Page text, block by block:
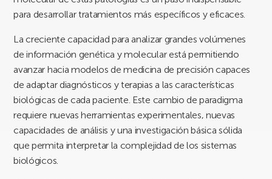
para desarrollar tratamientos más específicos y eficaces.
La creciente capacidad para analizar grandes volúmenes
de información genética y molecular está permitiendo
avanzar hacia modelos de medicina de precisión capaces
de adaptar diagnósticos y terapias a las características
biológicas de cada paciente. Este cambio de paradigma
requiere nuevas herramientas experimentales, nuevas
capacidades de análisis y una investigación básica sólida
que permita interpretar la complejidad de los sistemas
biológicos.